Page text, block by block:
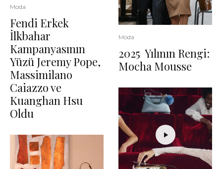
Moda
Fendi Erkek
İlkbahar
Kampanyasının
Yüzü Jeremy Pope,
Massimilano
Caiazzo ve
Kuanghan Hsu
Oldu
Moda
2025 Yılının Rengi:
Mocha Mousse